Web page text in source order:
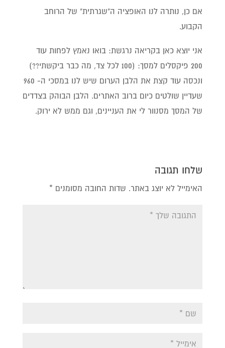
אם כן, נותרה לנו האופציה ה"שגרתית" של הרוחב
הקבוע.
אני יוצא כאן בקריאה נרגשת: בואו נאמץ לפחות עוד
200 פיקסלים למסך: (100 לכל צד, מה כבר ביקשתי??)
ונכסה עוד קצת את הלבן הערום שיש לנו במסכי ה- 960
שעדיין שולטים כיום ברוב האתרים. הלבן הבוהק בצדדים
של המסך מסנוור לי את העניינים, וגם ממש לא ירוק.
שלחו תגובה
האימייל לא יוצג באתר. שדות החובה מסומנים *